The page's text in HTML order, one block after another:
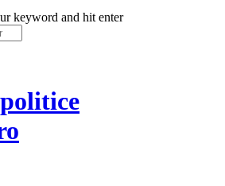
keyword and hit enter